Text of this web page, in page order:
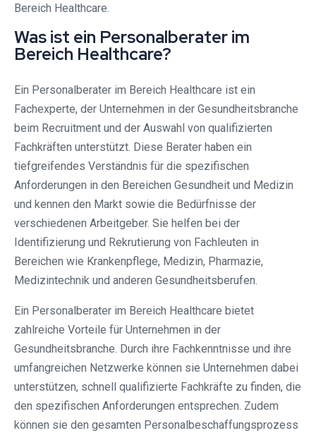
Bereich Healthcare.
Was ist ein Personalberater im
Bereich Healthcare?
Ein Personalberater im Bereich Healthcare ist ein
Fachexperte, der Unternehmen in der Gesundheitsbranche
beim Recruitment und der Auswahl von qualifizierten
Fachkräften unterstützt. Diese Berater haben ein
tiefgreifendes Verständnis für die spezifischen
Anforderungen in den Bereichen Gesundheit und Medizin
und kennen den Markt sowie die Bedürfnisse der
verschiedenen Arbeitgeber. Sie helfen bei der
Identifizierung und Rekrutierung von Fachleuten in
Bereichen wie Krankenpflege, Medizin, Pharmazie,
Medizintechnik und anderen Gesundheitsberufen.
Ein Personalberater im Bereich Healthcare bietet
zahlreiche Vorteile für Unternehmen in der
Gesundheitsbranche. Durch ihre Fachkenntnisse und ihre
umfangreichen Netzwerke können sie Unternehmen dabei
unterstützen, schnell qualifizierte Fachkräfte zu finden, die
den spezifischen Anforderungen entsprechen. Zudem
können sie den gesamten Personalbeschaffungsprozess